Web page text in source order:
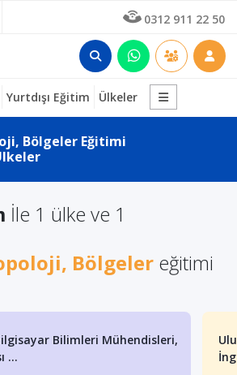
0312 911 22 50
Yurtdışı Eğitim Ülkeler
Bölgeler Eğitimi
İle 1 ülke ve 1
Bölgeler eğitimi
Bilimleri Mühendisleri,
...